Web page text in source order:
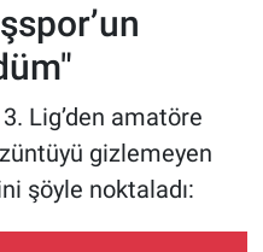
Lig’den amatöre
gizlemeyen
şöyle noktaladı: